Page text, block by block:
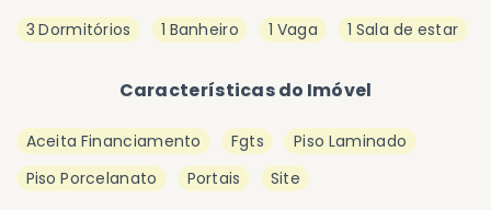
3 Dormitórios 1 Banheiro 1 Vaga 1 Sala de estar
Características do Imóvel
Aceita Financiamento Fgts
Piso Laminado
Piso Porcelanato
Portais Site